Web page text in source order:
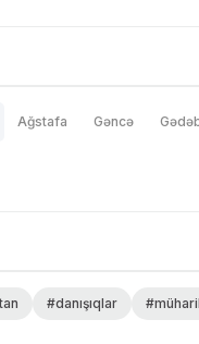
Ağstafa Gəncə
#danışıqlar